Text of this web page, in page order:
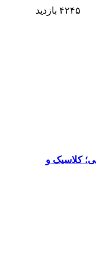
۴۲۴۵ بازدید
کلاسیک و